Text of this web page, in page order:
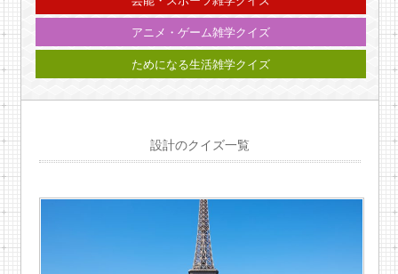
アニメ・ゲーム雑学クイズ
ためになる生活雑学クイズ
設計のクイズ一覧